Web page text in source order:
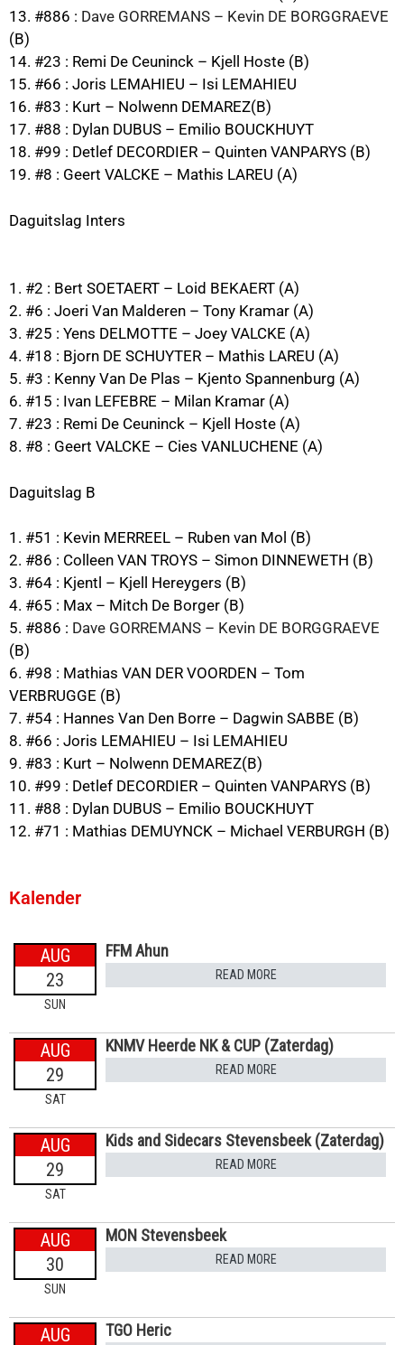
13. #886 : Dave GORREMANS – Kevin DE BORGGRAEVE
(B)
14. #23 : Remi De Ceuninck – Kjell Hoste (B)
15. #66 : Joris LEMAHIEU – Isi LEMAHIEU
16. #83 : Kurt – Nolwenn DEMAREZ(B)
17. #88 : Dylan DUBUS – Emilio BOUCKHUYT
18. #99 : Detlef DECORDIER – Quinten VANPARYS (B)
19. #8 : Geert VALCKE – Mathis LAREU (A)
Daguitslag Inters
1. #2 : Bert SOETAERT – Loid BEKAERT (A)
2. #6 : Joeri Van Malderen – Tony Kramar (A)
3. #25 : Yens DELMOTTE – Joey VALCKE (A)
4. #18 : Bjorn DE SCHUYTER – Mathis LAREU (A)
5. #3 : Kenny Van De Plas – Kjento Spannenburg (A)
6. #15 : Ivan LEFEBRE – Milan Kramar (A)
7. #23 : Remi De Ceuninck – Kjell Hoste (A)
8. #8 : Geert VALCKE – Cies VANLUCHENE (A)
Daguitslag B
1. #51 : Kevin MERREEL – Ruben van Mol (B)
2. #86 : Colleen VAN TROYS – Simon DINNEWETH (B)
3. #64 : Kjentl – Kjell Hereygers (B)
4. #65 : Max – Mitch De Borger (B)
5. #886 : Dave GORREMANS – Kevin DE BORGGRAEVE
(B)
6. #98 : Mathias VAN DER VOORDEN – Tom
VERBRUGGE (B)
7. #54 : Hannes Van Den Borre – Dagwin SABBE (B)
8. #66 : Joris LEMAHIEU – Isi LEMAHIEU
9. #83 : Kurt – Nolwenn DEMAREZ(B)
10. #99 : Detlef DECORDIER – Quinten VANPARYS (B)
11. #88 : Dylan DUBUS – Emilio BOUCKHUYT
12. #71 : Mathias DEMUYNCK – Michael VERBURGH (B)
Kalender
AUG
23
SUN
FFM Ahun
READ MORE
AUG
29
SAT
KNMV Heerde NK & CUP (Zaterdag)
READ MORE
AUG
29
SAT
Kids and Sidecars Stevensbeek (Zaterdag)
READ MORE
AUG
30
SUN
MON Stevensbeek
READ MORE
AUG
TGO Heric